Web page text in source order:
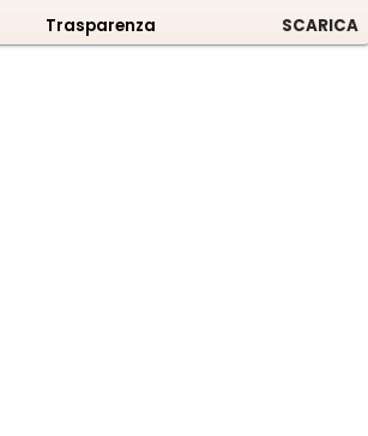
Trasparenza SCARICA